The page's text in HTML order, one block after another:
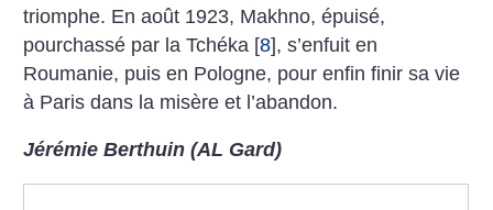
triomphe. En août 1923, Makhno, épuisé,
pourchassé par la Tchéka [8], s’enfuit en
Roumanie, puis en Pologne, pour enfin finir sa vie
à Paris dans la misère et l’abandon.
Jérémie Berthuin (AL Gard)